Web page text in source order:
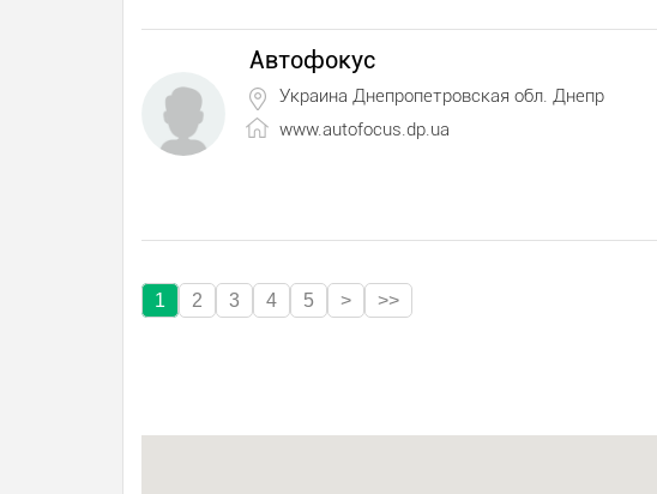
Автофокус
Украина Днепропетровская обл. Днепр
www.autofocus.dp.ua
1 2 3 4 5 > >>